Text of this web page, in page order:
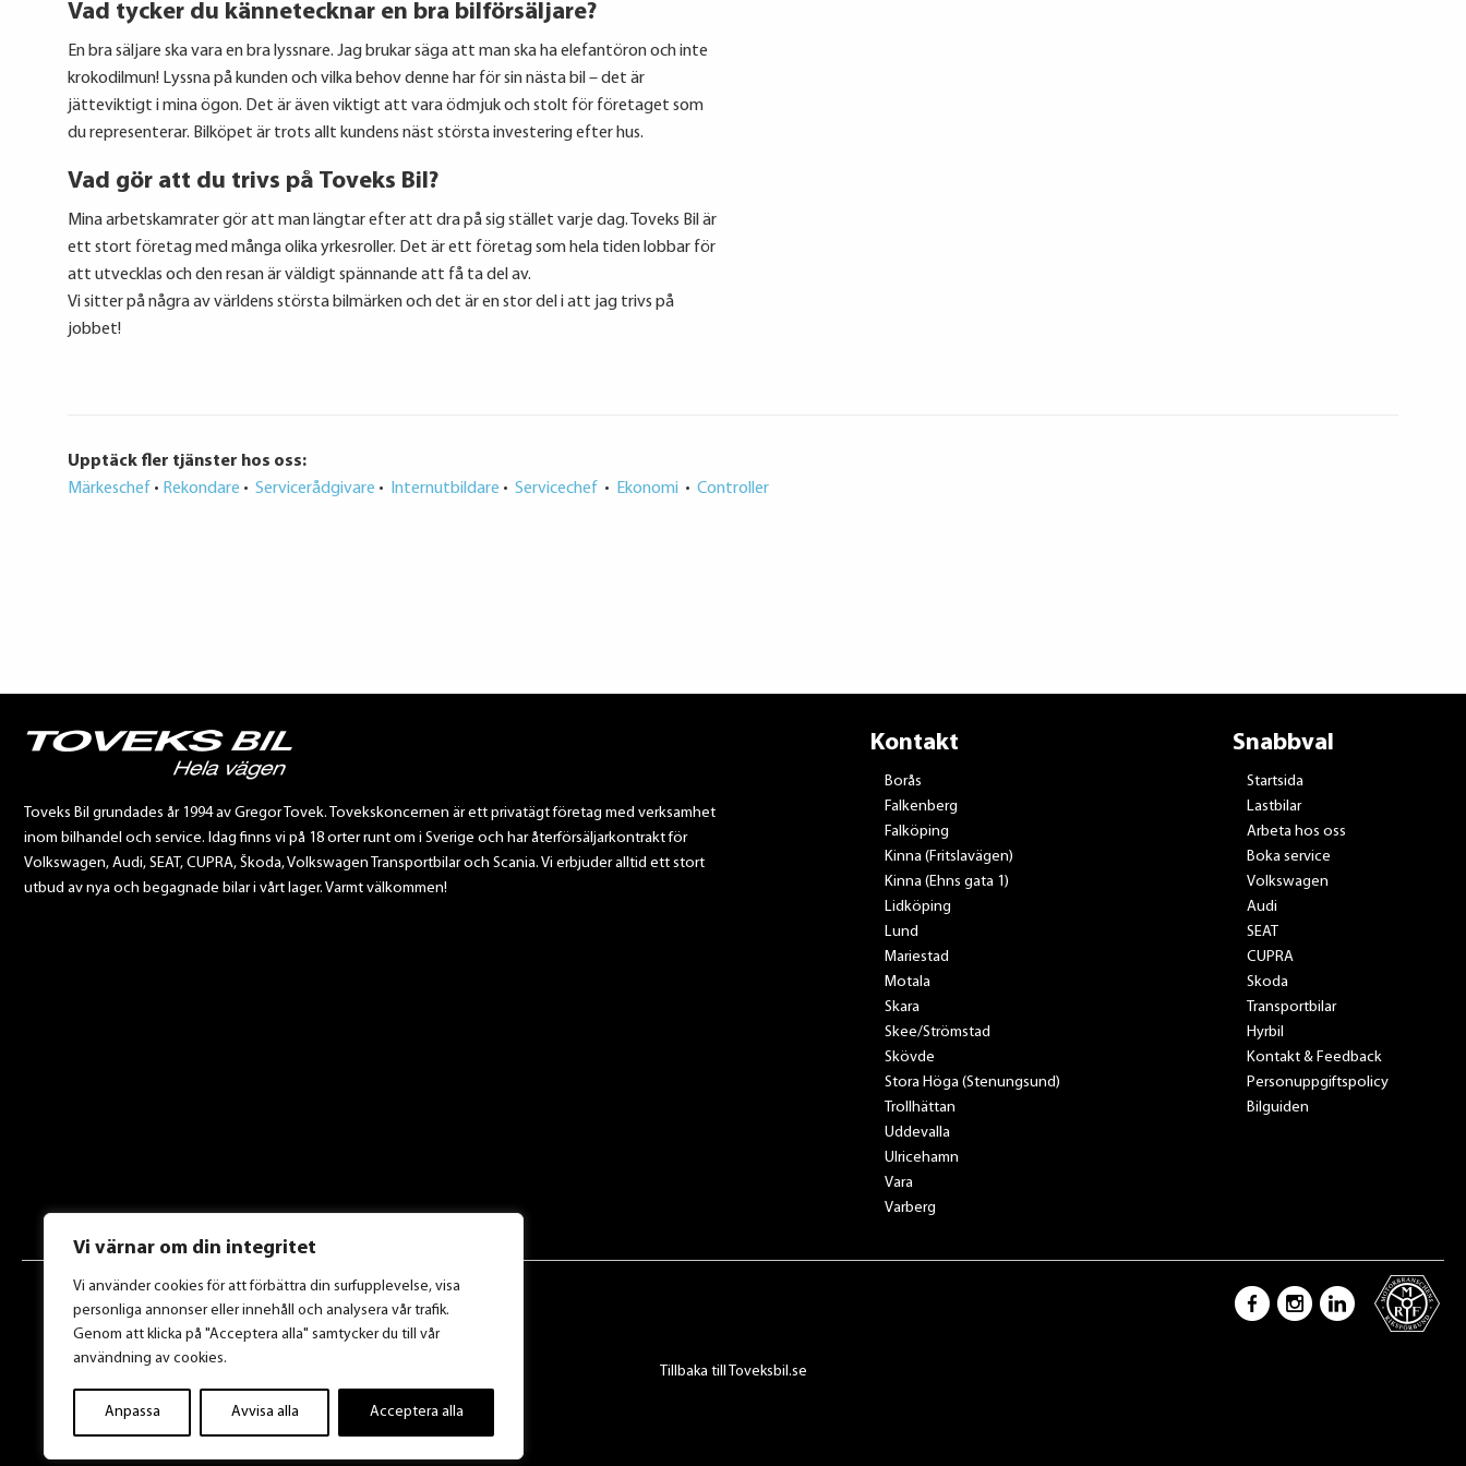
Vi värnar om din integritet
Vi använder cookies för att förbättra din surfupplevelse, visa
personliga annonser eller innehåll och analysera vår trafik.
Genom att klicka på "Acceptera alla" samtycker du till vår
användning av cookies.
Anpassa Avvisa alla Acceptera alla
Vad tycker du kännetecknar en bra bilförsäljare?
En bra säljare ska vara en bra lyssnare. Jag brukar säga att man ska ha elefantöron och inte
krokodilmun! Lyssna på kunden och vilka behov denne har för sin nästa bil – det är
jätteviktigt i mina ögon. Det är även viktigt att vara ödmjuk och stolt för företaget som
du representerar. Bilköpet är trots allt kundens näst största investering efter hus.
Vad gör att du trivs på Toveks Bil?
Mina arbetskamrater gör att man längtar efter att dra på sig stället varje dag. Toveks Bil är
ett stort företag med många olika yrkesroller. Det är ett företag som hela tiden lobbar för
att utvecklas och den resan är väldigt spännande att få ta del av.
Vi sitter på några av världens största bilmärken och det är en stor del i att jag trivs på
jobbet!
Upptäck fler tjänster hos oss:
Märkeschef • Rekondare • Servicerådgivare • Internutbildare • Servicechef • Ekonomi • Controller
Toveks Bil grundades år 1994 av Gregor Tovek. Tovekskoncernen är ett privatägt företag med verksamhet
inom bilhandel och service. Idag finns vi på 18 orter runt om i Sverige och har återförsäljarkontrakt för
Volkswagen, Audi, SEAT, CUPRA, Škoda, Volkswagen Transportbilar och Scania. Vi erbjuder alltid ett stort
utbud av nya och begagnade bilar i vårt lager. Varmt välkommen!
Kontakt
Borås
Falkenberg
Falköping
Kinna (Fritslavägen)
Kinna (Ehns gata 1)
Lidköping
Lund
Mariestad
Motala
Skara
Skee/Strömstad
Skövde
Stora Höga (Stenungsund)
Trollhättan
Uddevalla
Ulricehamn
Vara
Varberg
Snabbval
Startsida
Lastbilar
Arbeta hos oss
Boka service
Volkswagen
Audi
SEAT
CUPRA
Skoda
Transportbilar
Hyrbil
Kontakt & Feedback
Personuppgiftspolicy
Bilguiden
Tillbaka till Toveksbil.se